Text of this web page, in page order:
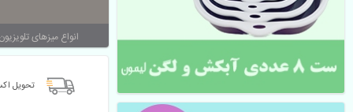
انواع میزهای
تحویل